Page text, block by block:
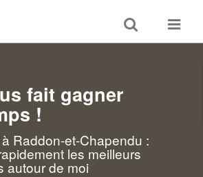
Toggle
search
Toggle
fait gagner
!
Raddon-et-Chapendu :
les meilleurs
autour de moi